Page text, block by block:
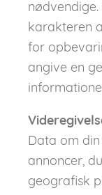
karakteren
for
angive en
Data om
annoncer,
geografisk